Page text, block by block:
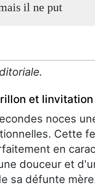
il ne put
et linvitation
noces
Cette
en
douceur et
sa défunte